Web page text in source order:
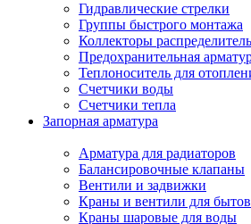
Гидравлические стрелки
Группы быстрого монтажа
Коллекторы
Предохранительная
Теплоноситель для
Счетчики воды
Счетчики тепла
Запорная арматура
Арматура для радиаторов
Балансировочные клапаны
Вентили и задвижки
Краны и вентили для
Краны шаровые для воды